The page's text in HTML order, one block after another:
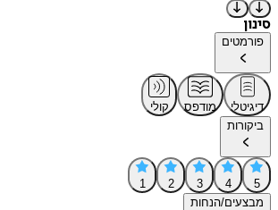
סינון
פורמטים
דיגיטלי מודפס
קולי
ביקורות
5
4
3
2
1
מבצעים/הנחות